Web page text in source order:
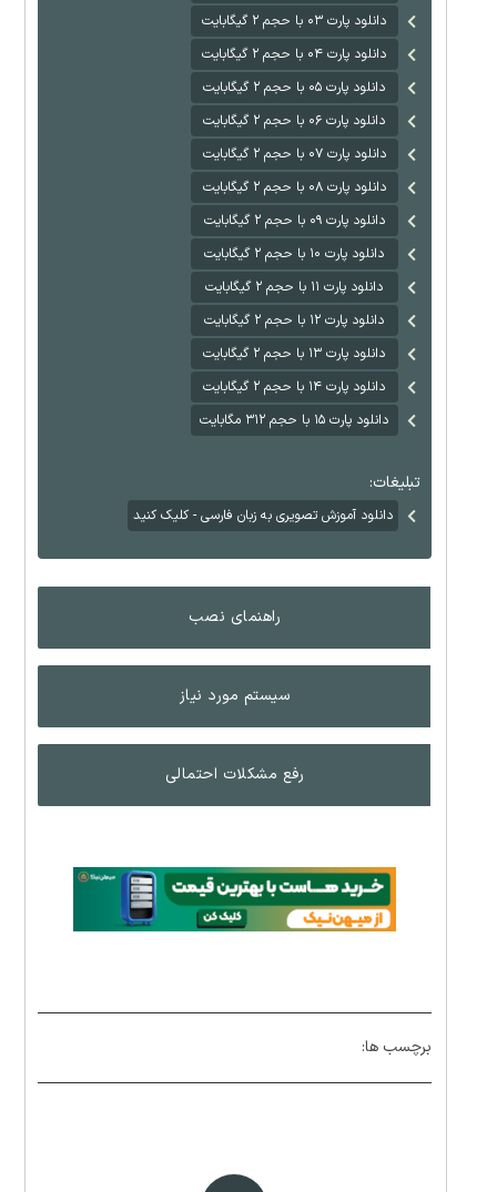
دانلود پارت ۰۳ با حجم ۲ گیگابایت
دانلود پارت ۰۴ با حجم ۲ گیگابایت
دانلود پارت ۰۵ با حجم ۲ گیگابایت
دانلود پارت ۰۶ با حجم ۲ گیگابایت
دانلود پارت ۰۷ با حجم ۲ گیگابایت
دانلود پارت ۰۸ با حجم ۲ گیگابایت
دانلود پارت ۰۹ با حجم ۲ گیگابایت
دانلود پارت ۱۰ با حجم ۲ گیگابایت
دانلود پارت ۱۱ با حجم ۲ گیگابایت
دانلود پارت ۱۲ با حجم ۲ گیگابایت
دانلود پارت ۱۳ با حجم ۲ گیگابایت
دانلود پارت ۱۴ با حجم ۲ گیگابایت
دانلود پارت ۱۵ با حجم ۳۱۲ مگابایت
تبلیغات:
دانلود آموزش تصویری به زبان فارسی - کلیک کنید
راهنمای نصب
سیستم مورد نیاز
رفع مشکلات احتمالی
برچسب ها: